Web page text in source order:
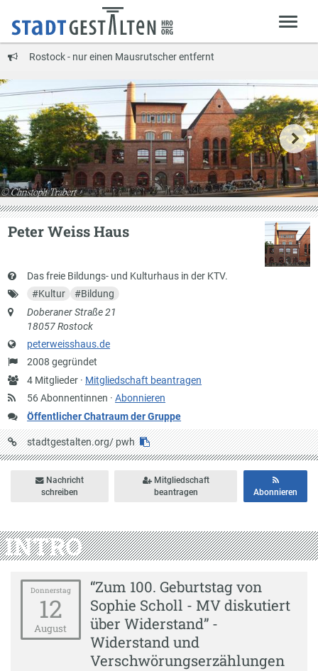
Rostock - nur einen Mausrutscher entfernt
Peter Weiss Haus
Kurzbeschreibung
Das freie Bildungs- und Kulturhaus in der KTV.
Schlagworte
#Kultur #Bildung
Anschrift
Doberaner Straße 21
18057 Rostock
Website
peterweisshaus.de
Gründung
2008 gegründet
Anzahl
Mitglieder
4 Mitglieder · Mitgliedschaft beantragen
56 Abonnentinnen ·Abonnieren
Öffentlicher Chatraum der Gruppe
URL
auf
stadtgestalten.org/ pwh
Nachricht
schreiben
Mitgliedschaft
beantragen
Abonnieren
INTRO
Donnerstag
12
August
“Zum 100. Geburtstag von
Sophie Scholl - MV diskutiert
über Widerstand” -
Widerstand und
Verschwörungserzählungen